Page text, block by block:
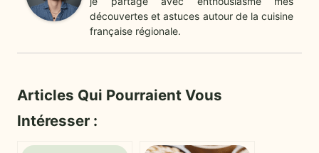
découvertes et astuces autour de la cuisine
française régionale.
Articles Qui Pourraient Vous
Intéresser :